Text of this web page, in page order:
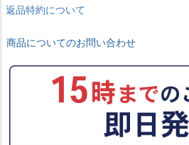
返品特約について
商品についてのお問い合わせ